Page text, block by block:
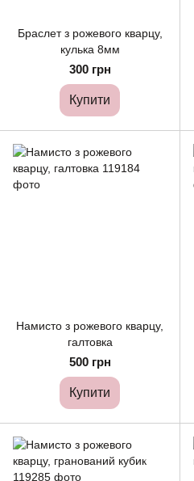
Браслет з рожевого кварцу,
кулька 8мм
300 грн
Купити
Намисто з рожевого кварцу,
галтовка
500 грн
Купити